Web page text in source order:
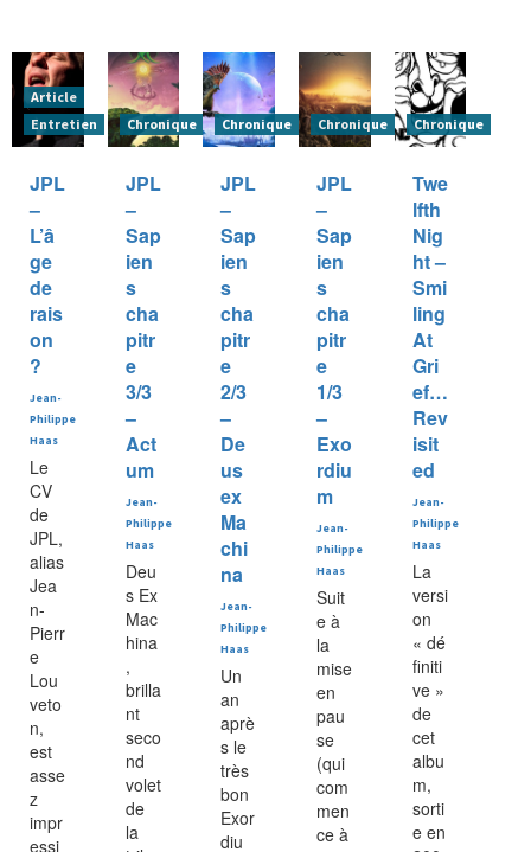
Article
Entretien
JPL
–
L’â
ge
de
rais
on
?
Jean-
Philippe
Haas
Le
CV
de
JPL,
alias
Jea
n-
Pierr
e
Lou
veto
n,
est
asse
z
impr
essi
Chronique
JPL
–
Sap
ien
s
cha
pitr
e
3/3
–
Act
um
Jean-
Philippe
Haas
Deu
s Ex
Mac
hina
,
brilla
nt
seco
nd
volet
de
la
Chronique
JPL
–
Sap
ien
s
cha
pitr
e
2/3
–
De
us
ex
Ma
chi
na
Jean-
Philippe
Haas
Un
an
aprè
s le
très
bon
Exor
diu
Chronique
JPL
–
Sap
ien
s
cha
pitr
e
1/3
–
Exo
rdiu
m
Jean-
Philippe
Haas
Suit
e à
la
mise
en
pau
se
(qui
com
men
ce à
Chronique
Twe
lfth
Nig
ht –
Smi
ling
At
Gri
ef…
Rev
isit
ed
Jean-
Philippe
Haas
La
versi
on
« dé
finiti
ve »
de
cet
albu
m,
sorti
e en